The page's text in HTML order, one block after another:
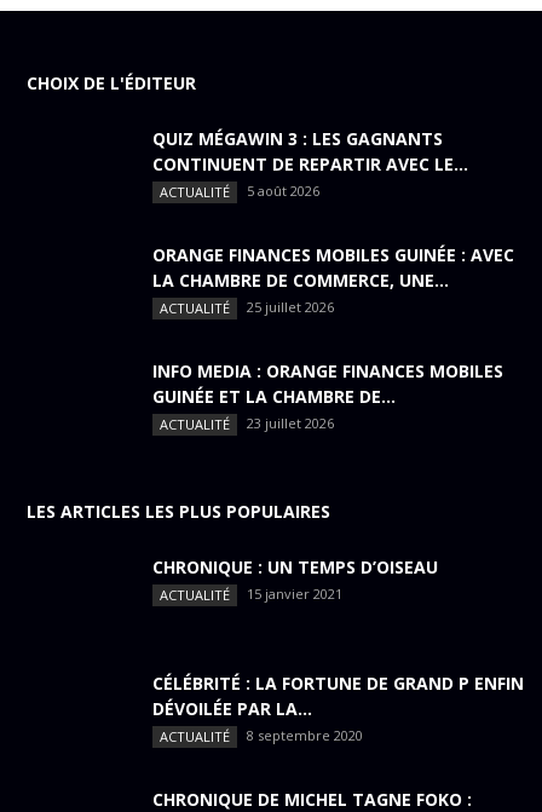
CHOIX DE L'ÉDITEUR
QUIZ MÉGAWIN 3 : LES GAGNANTS
CONTINUENT DE REPARTIR AVEC LE...
ACTUALITÉ 5 août 2026
ORANGE FINANCES MOBILES GUINÉE : AVEC
LA CHAMBRE DE COMMERCE, UNE...
ACTUALITÉ 25 juillet 2026
INFO MEDIA : ORANGE FINANCES MOBILES
GUINÉE ET LA CHAMBRE DE...
ACTUALITÉ 23 juillet 2026
LES ARTICLES LES PLUS POPULAIRES
CHRONIQUE : UN TEMPS D’OISEAU
ACTUALITÉ 15 janvier 2021
CÉLÉBRITÉ : LA FORTUNE DE GRAND P ENFIN
DÉVOILÉE PAR LA...
ACTUALITÉ 8 septembre 2020
CHRONIQUE DE MICHEL TAGNE FOKO :